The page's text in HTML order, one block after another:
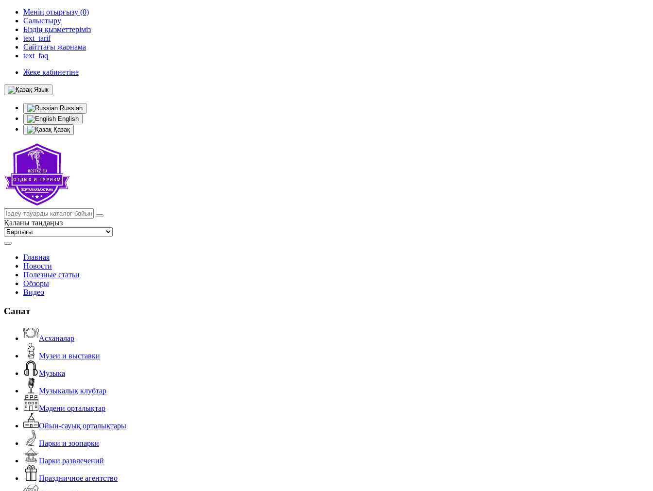
Менің отырғызу (0)
Салыстыру
Біздің қызметтеріміз
text_tarif
Сайттағы жарнама
text_faq
Жеке кабинетіне
Язык
Russian
English
Қазақ
Қаланы таңдаңыз
Главная
Новости
Полезные статьи
Обзоры
Видео
Санат
Асханалар
Музеи и выставки
Музыка
Музыкалық клубтар
Мәдени орталықтар
Ойын-сауық орталықтары
Парки и зоопарки
Парки развлечений
Праздничное агентство